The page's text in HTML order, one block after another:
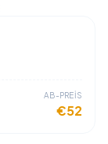
​AB-PREİS
€52